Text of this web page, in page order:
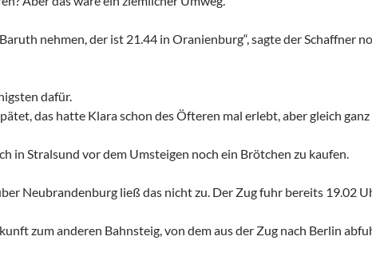
nehmen, der ist 21.44 in Oranienburg“, sagte der Schaffner
dafür.
das hatte Klara schon des Öfteren mal erlebt, aber gleich ganz
in Stralsund vor dem Umsteigen noch ein Brötchen zu kaufen.
Neubrandenburg ließ das nicht zu. Der Zug fuhr bereits 19.02
zum anderen Bahnsteig, von dem aus der Zug nach Berlin